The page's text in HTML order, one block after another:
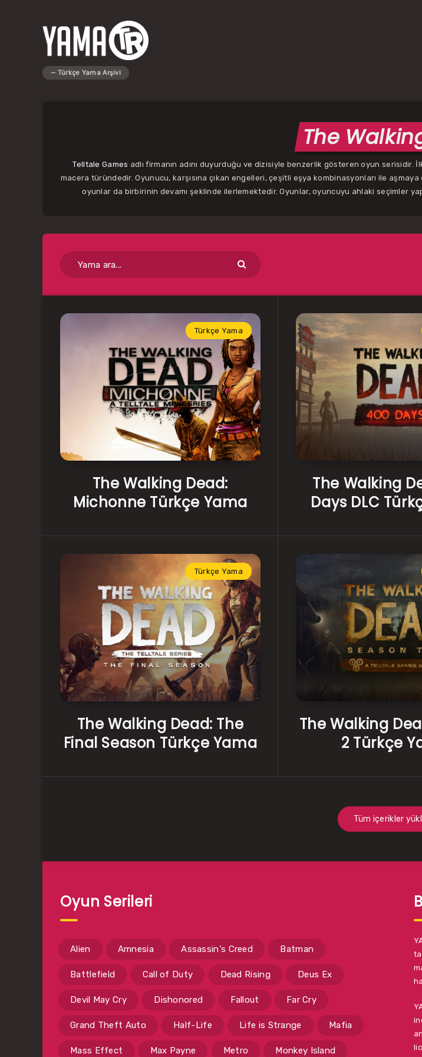
The
Telltale Games adlı firmanın adını duyurduğu ve dizisiyle benzerlik gösteren oyun serisidir.
macera türündedir. Oyunucu, karşısına çıkan engelleri, çeşitli eşya kombinasyonları ile
oyunlar da birbirinin devamı şeklinde ilerlemektedir. Oyunlar, oyuncuyu ahlaki seçimler
Türkçe Yama
The Walking Dead:
Michonne Türkçe Yama
The Walking
Days DLC
Türkçe Yama
The Walking Dead: The
Final Season Türkçe Yama
The Walking
2 Türkçe
Tüm içerikler
Oyun Serileri
Alien Amnesia Assassin's Creed Batman
Battlefield Call of Duty Dead Rising Deus Ex
Devil May Cry Dishonored Fallout Far Cry
Grand Theft Auto Half-Life Life is Strange Mafia
Mass Effect Max Payne Metro Monkey Island